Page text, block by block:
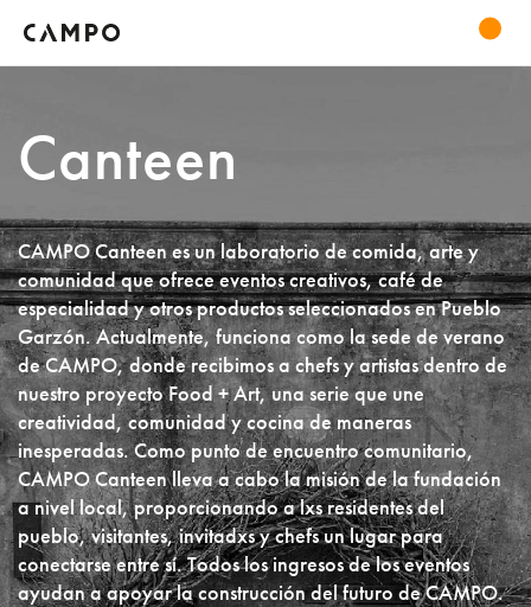
Canteen
CAMPO Canteen es un laboratorio de comida, arte y
comunidad que ofrece eventos creativos, café de
especialidad y otros productos seleccionados en Pueblo
Garzón. Actualmente, funciona como la sede de verano
de CAMPO, donde recibimos a chefs y artistas dentro de
nuestro proyecto Food + Art, una serie que une
creatividad, comunidad y cocina de maneras
inesperadas. Como punto de encuentro comunitario,
CAMPO Canteen lleva a cabo la misión de la fundación
a nivel local, proporcionando a lxs residentes del
pueblo, visitantes, invitadxs y chefs un lugar para
conectarse entre sí. Todos los ingresos de los eventos
ayudan a apoyar la construcción del futuro de CAMPO.